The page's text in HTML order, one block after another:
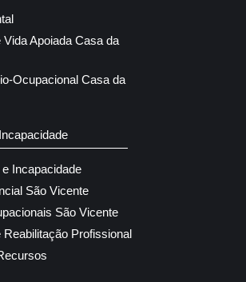
Vida Apoiada Casa da
Ocupacional Casa da
Incapacidade
São Vicente
São Vicente
Reabilitação Profissional